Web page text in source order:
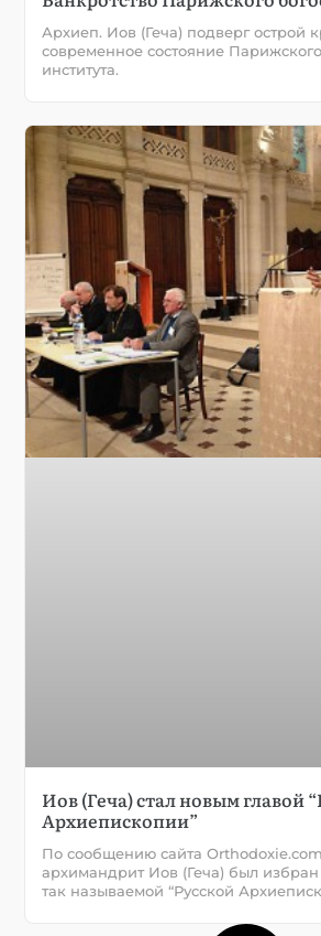
Архиеп. Иов (Геча) подверг острой
современное состояние
института.
Иов (Геча) стал новым главой
Архиепископии”
По сообщению сайта
архимандрит Иов (Геча) был
так называемой “Русской